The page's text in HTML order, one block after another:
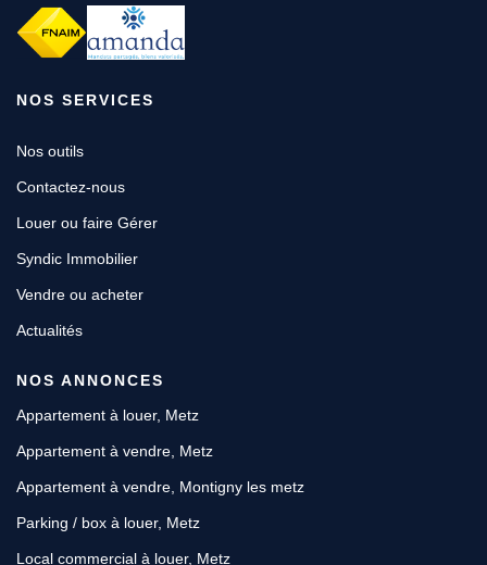
NOS SERVICES
Nos outils
Contactez-nous
Louer ou faire Gérer
Syndic Immobilier
Vendre ou acheter
Actualités
NOS ANNONCES
Appartement à louer, Metz
Appartement à vendre, Metz
Appartement à vendre, Montigny les metz
Parking / box à louer, Metz
Local commercial à louer, Metz